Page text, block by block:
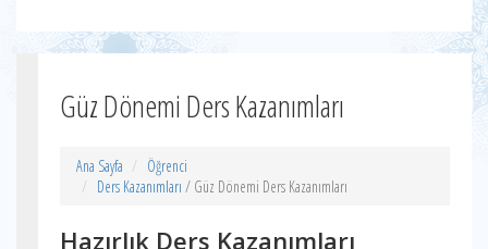
Güz Dönemi Ders Kazanımları
Ana Sayfa
Öğrenci
Ders Kazanımları / Güz Dönemi Ders Kazanımları
Hazırlık Ders Kazanımları